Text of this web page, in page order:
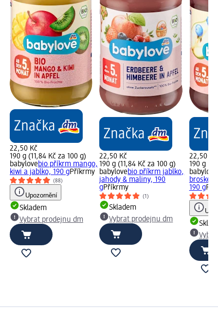
22,50 Kč
190 g (11,84 Kč za 100 g)
babylovebio příkrm mango,
kiwi a jablko, 190 gPříkrmy
(88)
Upozornění
Skladem
Vybrat prodejnu dm
22,50 Kč
190 g (11,84 Kč za 100 g)
babylovebio příkrm jablko,
jahody & maliny, 190
gPříkrmy
(1)
Skladem
Vybrat prodejnu dm
22,50 Kč
190 g
babylove
190 g